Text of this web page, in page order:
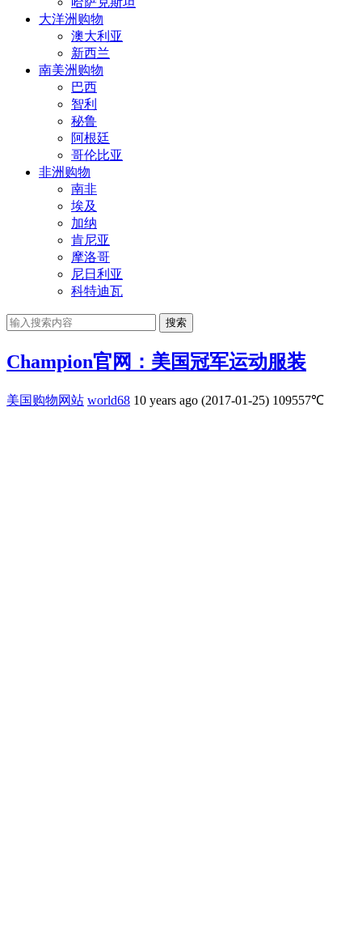
大洋洲购物
澳大利亚
新西兰
南美洲购物
巴西
智利
秘鲁
阿根廷
哥伦比亚
非洲购物
南非
埃及
加纳
肯尼亚
摩洛哥
尼日利亚
科特迪瓦
搜索
Champion官网：美国冠军运动服装
美国购物网站 world68 10 years ago (2017-01-25) 109557℃